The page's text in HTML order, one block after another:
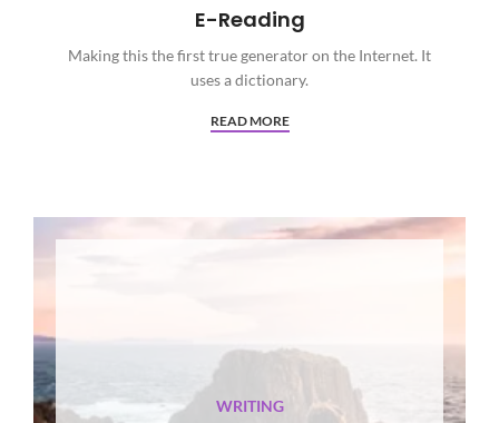
E-Reading
Making this the first true generator on the Internet. It
uses a dictionary.
READ MORE
WRITING